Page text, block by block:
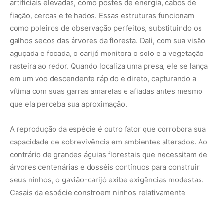
árvores centenárias e dosséis contínuos para construir
seus ninhos, o gavião-carijó exibe exigências modestas.
Casais da espécie constroem ninhos relativamente
pequenos, em formato de plataforma, utilizando gravetos
secos e ramos verdes. Esses ninhos podem ser
instalados na copa de árvores isoladas em meio a
pastagens, em pinheiros ou eucaliptos de
reflorestamento, e até mesmo em árvores de praças
urbanas movimentadas. O forte instinto territorial e a
garantem a proteção dos ovos contra potenciais
predadores, mesmo a poucos metros de distância da
circulação de pedestres e veículos.